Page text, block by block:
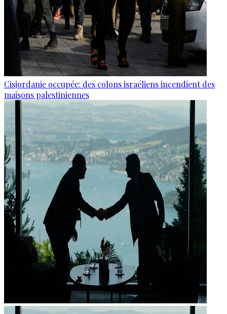
Cisjordanie occupée: des colons israéliens incendient des
maisons palestiniennes